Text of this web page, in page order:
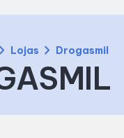
Fique por dentro
Eventos
chevron_right Lojas chevron_right Drogasmil